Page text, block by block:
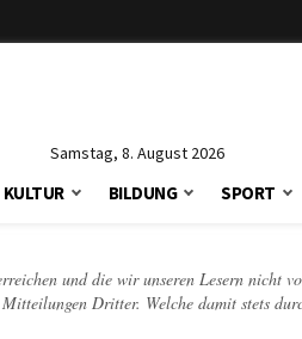
Samstag, 8. August 2026
KULTUR BILDUNG SPORT
und die wir unseren Lesern nicht
Dritter. Welche damit stets